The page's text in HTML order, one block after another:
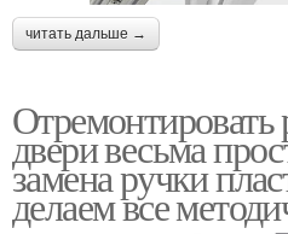
читать дальше →
двери весьма
замена ручки
делаем все